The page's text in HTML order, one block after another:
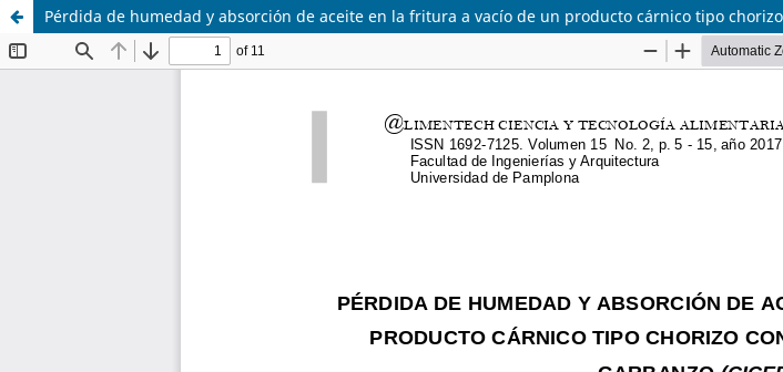
Pérdida de humedad y absorción de aceite en la fritura a vacío de un producto cárnico tipo